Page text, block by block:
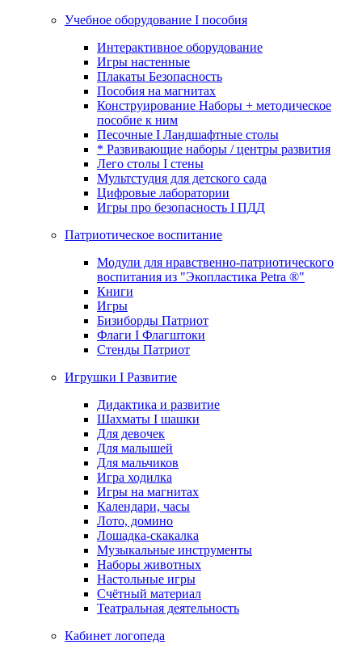
Учебное оборудование I пособия
Интерактивное оборудование
Игры настенные
Плакаты Безопасность
Пособия на магнитах
Конструирование Наборы + методическое
пособие к ним
Песочные I Ландшафтные столы
* Развивающие наборы / центры развития
Лего столы I стены
Мультстудия для детского сада
Цифровые лаборатории
Игры про безопасность I ПДД
Патриотическое воспитание
Модули для нравственно-патриотического
воспитания из "Экопластика Petra ®"
Книги
Игры
Бизиборды Патриот
Флаги I Флагштоки
Стенды Патриот
Игрушки I Развитие
Дидактика и развитие
Шахматы I шашки
Для девочек
Для малышей
Для мальчиков
Игра ходилка
Игры на магнитах
Календари, часы
Лото, домино
Лошадка-скакалка
Музыкальные инструменты
Наборы животных
Настольные игры
Счётный материал
Театральная деятельность
Кабинет логопеда